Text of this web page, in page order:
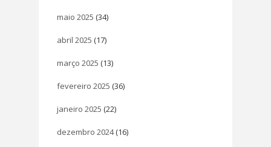
maio 2025 (34)
abril 2025 (17)
março 2025 (13)
fevereiro 2025 (36)
janeiro 2025 (22)
dezembro 2024(16)